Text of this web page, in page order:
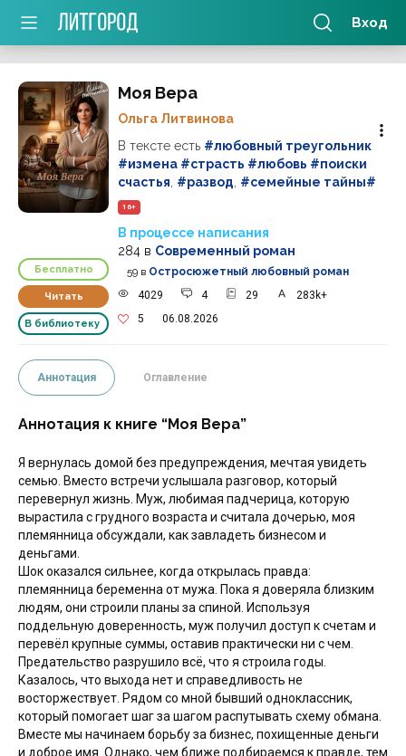
Бесплатно
Читать
В библиотеку
Моя Вера
Ольга Литвинова
В тексте есть #любовный треугольник
#измена #страсть #любовь #поиски
счастья #развод #семейные тайны#
16+
В процессе написания
284 в Современный роман
59 в Остросюжетный любовный роман
4029
4 29
283k+
5
06.08.2026
Аннотация Оглавление
Аннотация к книге “Моя Вера”
Я вернулась домой без предупреждения, мечтая увидеть
семью. Вместо встречи услышала разговор, который
перевернул жизнь. Муж, любимая падчерица, которую
вырастила с грудного возраста и считала дочерью, моя
племянница обсуждали, как завладеть бизнесом и
деньгами.
Шок оказался сильнее, когда открылась правда:
племянница беременна от мужа. Пока я доверяла близким
людям, они строили планы за спиной. Используя
поддельную доверенность, муж получил доступ к счетам и
перевёл крупные суммы, оставив практически ни с чем.
Предательство разрушило всё, что я строила годы.
Казалось, что выхода нет и справедливость не
восторжествует. Рядом со мной бывший одноклассник,
который помогает шаг за шагом распутывать схему обмана.
Вместе мы начинаем борьбу за бизнес, похищенные деньги
и доброе имя. Однако, чем ближе подбираемся к правде, тем
Вход